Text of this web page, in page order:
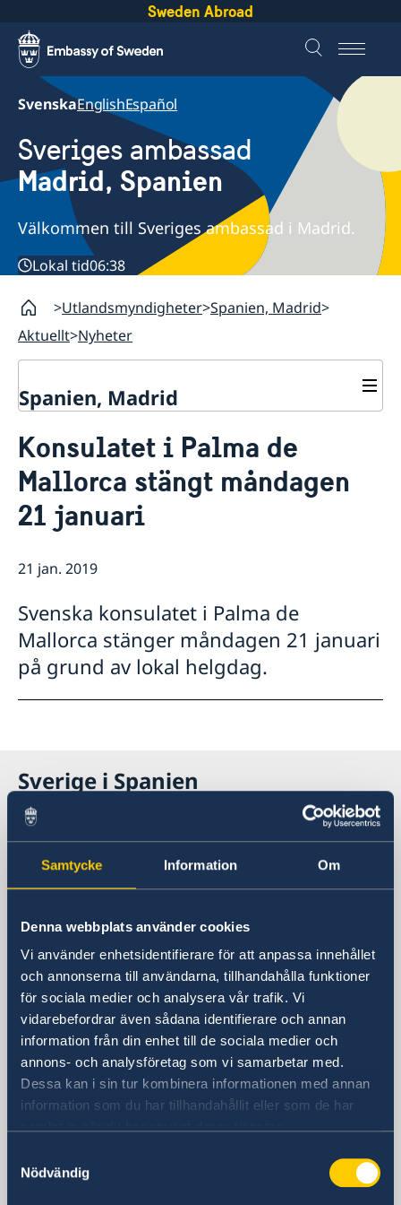
Samtycke Information Om
Denna webbplats använder cookies
Vi använder enhetsidentifierare för att anpassa innehållet
och annonserna till användarna, tillhandahålla funktioner
för sociala medier och analysera vår trafik. Vi
vidarebefordrar även sådana identifierare och annan
information från din enhet till de sociala medier och
annons- och analysföretag som vi samarbetar med.
Dessa kan i sin tur kombinera informationen med annan
information som du har tillhandahållit eller som de har
Nödvändig
Sweden Abroad
SvenskaEnglishEspañol
Sveriges ambassad
Madrid, Spanien
Välkommen till Sveriges ambassad i Madrid.
Lokal tid06:38
Utlandsmyndigheter Spanien, Madrid
Aktuellt Nyheter
Spanien, Madrid
Om oss
Ambassadens personal
Dataskyddspolicy (GDPR)
Allmänna handlingar
Lediga tjänster
Praktik
Så stöttar vi svenska företag
Vi är en resurs för svenska företag
Team Sweden
Svenska företag i Spanien
Aktuellt
Prioriterat Sverigefrämjande - seminarier &
evenemang
Konsulatet i Palma de
Mallorca stängt måndagen
21 januari
21 jan. 2019
Svenska konsulatet i Palma de
Mallorca stänger måndagen 21 januari
på grund av lokal helgdag.
Sverige i Spanien
Sveriges ambassad
Besöksadress
Madrid
Postadress
Embajada de Suecia
Calle Caracas, 25
ES-28010 Madrid
Spanien
Telefonnummer
Ambassadens telefonväxel
+34 91 702 2000
Fax
+34 91 702 2038